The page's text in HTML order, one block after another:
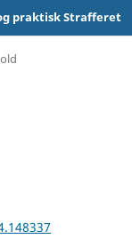
praktisk Strafferet